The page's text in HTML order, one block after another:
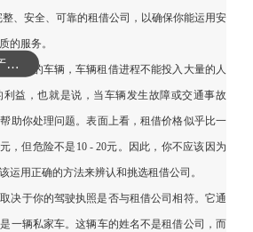
、安全、可靠的租借公司，以确保你能运用安
的服务。
基础的车辆，车辆租借进程不能投入大量的人
益，也就是说，当车辆发生故障或交通事故
助你处理问题。表面上看，租借价格似乎比一
，但危险不是10 - 20元。因此，你不应该因为
运用正确的方法来辨认和挑选租借公司。
决于你的驾驶执照是否与租借公司相符。它通
一辆私家车。这辆车的姓名不是租借公司，而
可以介绍下你们的产品么？